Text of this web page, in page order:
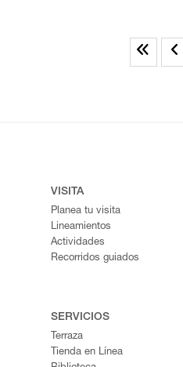
VISITA
Planea tu visita
Lineamientos
Actividades
Recorridos guiados
SERVICIOS
Terraza
Tienda en Línea